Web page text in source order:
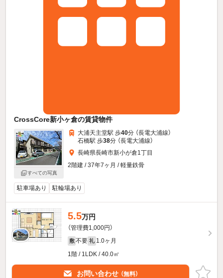
CrossCore新小ヶ倉の賃貸物件
すべての写真
大浦天主堂駅 歩40分 （長電大浦線）
石橋駅 歩38分 （長電大浦線）
長崎県長崎市新小が倉1丁目
2階建 / 37年7ヶ月 / 軽量鉄骨
駐車場あり 駐輪場あり
5.5万円
（管理費1,000円）
敷 不要 礼 1.0ヶ月
1階 / 1LDK / 40.0㎡
お問い合わせ （無料）